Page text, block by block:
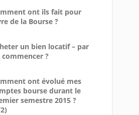
ont ils fait pour
de la Bourse ?
un bien locatif – par
commencer ?
ont évolué mes
bourse durant le
semestre 2015 ?